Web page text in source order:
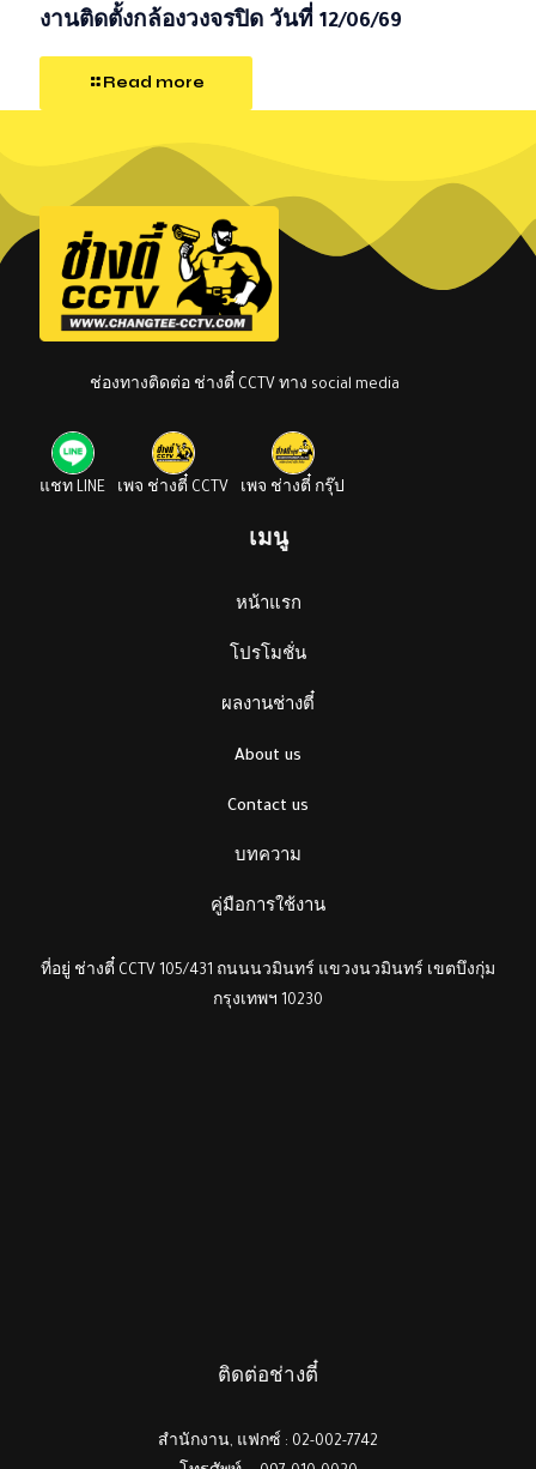
งานติดตั้งกล้องวงจรปิด วันที่ 12/06/69
Read more
ช่องทางติดต่อ ช่างตี๋ CCTV ทาง social media
แชท LINE เพจ ช่างตี๋ CCTV เพจ ช่างตี๋ กรุ๊ป
เมนู
หน้าแรก
โปรโมชั่น
ผลงานช่างตี๋
About us
Contact us
บทความ
คู่มือการใช้งาน
ที่อยู่ ช่างตี๋ CCTV 105/431 ถนนนวมินทร์ แขวงนวมินทร์ เขตบึงกุ่ม
กรุงเทพฯ 10230
ติดต่อช่างตี๋
สำนักงาน, แฟกซ์ : 02-002-7742